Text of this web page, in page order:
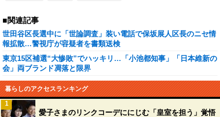
■関連記事
世田谷区長選中に「世論調査」装い電話で保坂展人区長のニセ情
報拡散…警視庁が容疑者を書類送検
東京15区補選“大惨敗”でハッキリ…「小池都知事」「日本維新の
会」両ブランド凋落と限界
暮らしのアクセスランキング
愛子さまのリンクコーデににじむ「皇室を担う」覚悟
1